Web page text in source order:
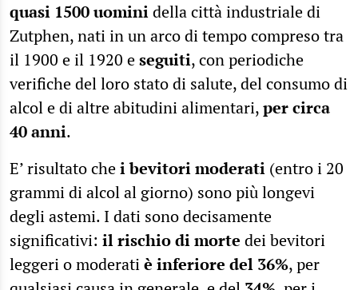
quasi 1500 uominidella città industriale di
Zutphen, nati in un arco di tempo compreso tra
il 1900 e il 1920 eseguiti, con periodiche
verifiche del loro stato di salute, del consumo di
alcol e di altre abitudini alimentari,per circa
40 anni.
E’ risultato chei bevitori moderati (entro i 20
grammi di alcol al giorno) sono più longevi
degli astemi. I dati sono decisamente
significativi: il rischio di morte dei bevitori
leggeri o moderatiè inferiore del 36%, per